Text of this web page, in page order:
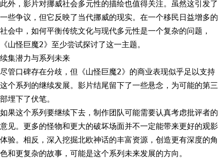
此外，影片对挪威社会多元性的描绘也值得关注。虽然这引发了
一些争议，但它反映了当代挪威的现实。在一个移民日益增多的
社会中，如何平衡传统文化与现代多元性是一个复杂的问题，
《山怪巨魔2》至少尝试探讨了这一主题。
续集潜力与系列未来
尽管口碑存在分歧，但《山怪巨魔2》的商业表现似乎足以支持
这个系列的继续发展。影片结尾留下了一些悬念，为可能的第三
部埋下了伏笔。
如果这个系列要继续下去，制作团队可能需要认真考虑批评者的
意见。更多的怪物和更大的破坏场面并不一定能带来更好的观影
体验。相反，深入挖掘北欧神话的丰富资源，创造更有深度的角
色和更复杂的故事，可能是这个系列未来发展的方向。